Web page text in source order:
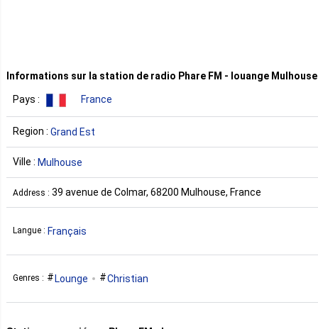
Informations sur la station de radio Phare FM - louange Mulhouse
Pays : France
Region : Grand Est
Ville : Mulhouse
Address : 39 avenue de Colmar, 68200 Mulhouse, France
Langue : Français
Genres : Lounge Christian